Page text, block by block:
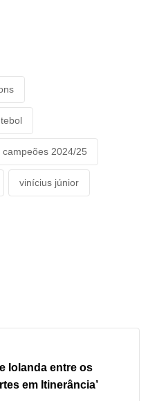
campeões 2024/25
vinícius júnior
Iolanda entre os
em Itinerância’